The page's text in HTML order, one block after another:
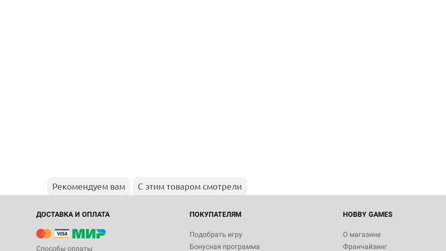
Рекомендуем вам С этим товаром смотрели
ДОСТАВКА И ОПЛАТА
Способы оплаты
ПОКУПАТЕЛЯМ
Подобрать игру
Бонусная программа
HOBBY GAMES
О магазине
Франчайзинг